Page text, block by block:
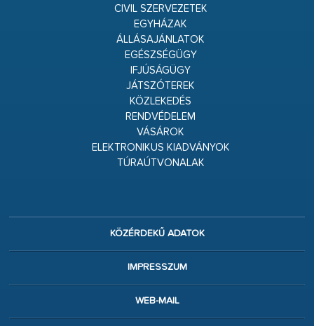
CIVIL SZERVEZETEK
EGYHÁZAK
ÁLLÁSAJÁNLATOK
EGÉSZSÉGÜGY
IFJÚSÁGÜGY
JÁTSZÓTEREK
KÖZLEKEDÉS
RENDVÉDELEM
VÁSÁROK
ELEKTRONIKUS KIADVÁNYOK
TÚRAÚTVONALAK
KÖZÉRDEKŰ ADATOK
IMPRESSZUM
WEB-MAIL